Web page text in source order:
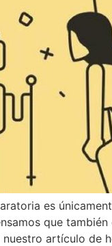
es
que
nuestro artículo de